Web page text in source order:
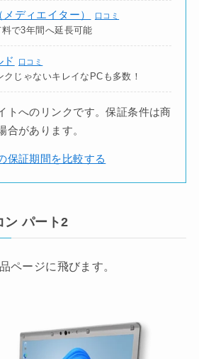
ディエイター） 口コミ
で3年間へ延長可能
ド 口コミ
じゃないキレイなPCも多数！
トへのリンクです。保証条件は商
合があります。
保証期間を比較する
ン パート2
ページに飛びます。